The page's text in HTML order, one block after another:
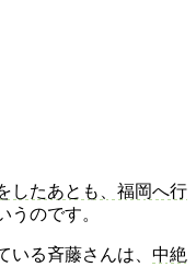
したあとも、福岡へ行
うのです。
いる斉藤さんは、 中絶